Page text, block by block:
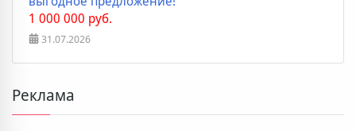
1 000 000 руб.
31.07.2026
Реклама